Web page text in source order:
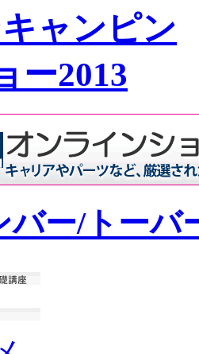
バー/トーバ